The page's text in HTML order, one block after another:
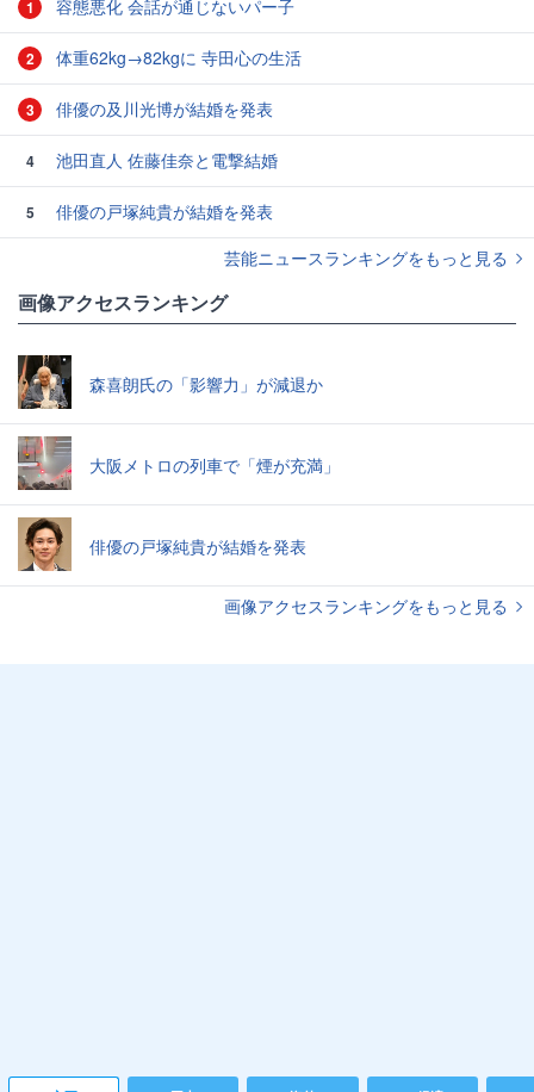
1 容態悪化 会話が通じないパー子
2 体重62kg→82kgに 寺田心の生活
3 俳優の及川光博が結婚を発表
4 池田直人 佐藤佳奈と電撃結婚
5
俳優の戸塚純貴が結婚を発表
芸能ニュースランキングをもっと見る
画像アクセスランキング
森喜朗氏の「影響力」が減退か
大阪メトロの列車で「煙が充満」
俳優の戸塚純貴が結婚を発表
画像アクセスランキングをもっと見る